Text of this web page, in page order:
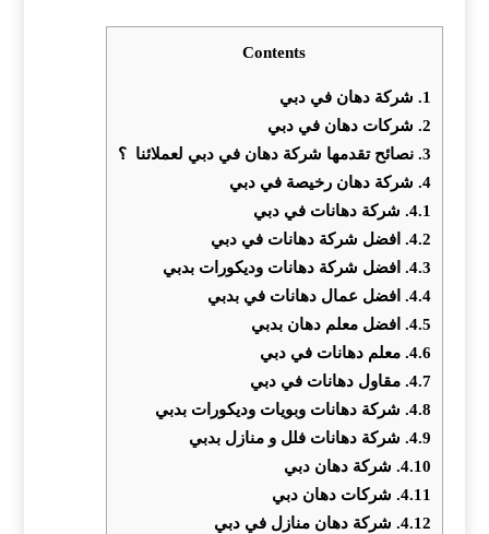
Contents
1. شركة دهان في دبي
2. شركات دهان في دبي
3. نصائح تقدمها شركة دهان في دبي لعملائنا ؟
4. شركة دهان رخيصة في دبي
4.1. شركة دهانات في دبي
4.2.
افضل شركة دهانات في دبي
4.3.
افضل شركة دهانات وديكورات بدبي
4.4.
افضل عمال دهانات في بدبي
4.5.
افضل معلم دهان بدبي
4.6. معلم دهانات في دبي
4.7. مقاول دهانات في دبي
4.8. شركة دهانات وبويات وديكورات بدبي
4.9. شركة دهانات فلل و منازل بدبي
4.10. شركة دهان دبي
4.11. شركات دهان دبي
4.12. شركة دهان منازل في دبي